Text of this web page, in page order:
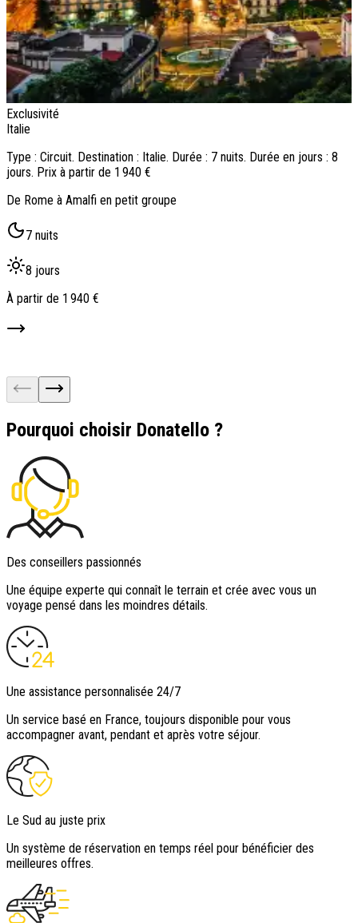
Exclusivité
Italie
Type : Circuit. Destination : Italie. Durée : 7 nuits. Durée en jours : 8
jours. Prix à partir de 1 940 €
De Rome à Amalfi en petit groupe
7 nuits
8 jours
À partir de 1 940 €
Pourquoi choisir Donatello ?
Des conseillers passionnés
Une équipe experte qui connaît le terrain et crée avec vous un
voyage pensé dans les moindres détails.
Une assistance personnalisée 24/7
Un service basé en France, toujours disponible pour vous
accompagner avant, pendant et après votre séjour.
Le Sud au juste prix
Un système de réservation en temps réel pour bénéficier des
meilleures offres.